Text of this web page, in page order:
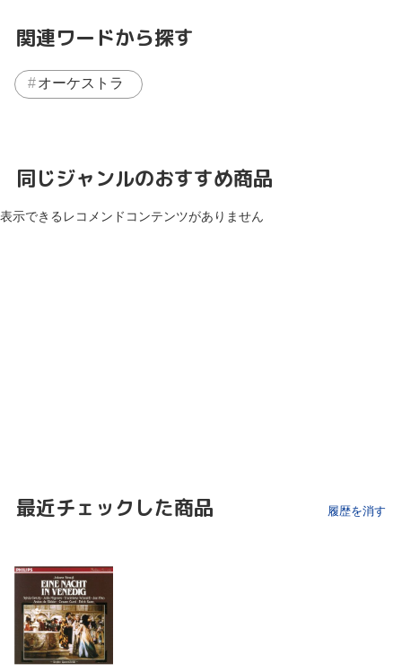
関連ワードから探す
オーケストラ
同じジャンルのおすすめ商品
表示できるレコメンドコンテンツがありません
最近チェックした商品 履歴を消す